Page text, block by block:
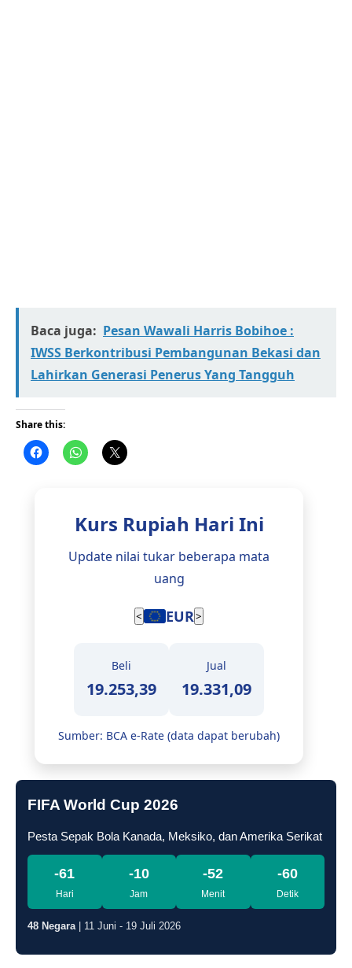
Baca juga: Pesan Wawali Harris Bobihoe :
IWSS Berkontribusi Pembangunan Bekasi dan
Lahirkan Generasi Penerus Yang Tangguh
Share this:
Kurs Rupiah Hari Ini
Update nilai tukar beberapa mata
uang
< EUR>
Beli
19.253,39
Jual
19.331,09
Sumber: BCA e-Rate (data dapat berubah)
FIFA World Cup 2026
Pesta Sepak Bola Kanada, Meksiko, dan Amerika Serikat
-61
Hari
-10
Jam
-53
Menit
-1
Detik
48 Negara| 11 Juni - 19 Juli 2026